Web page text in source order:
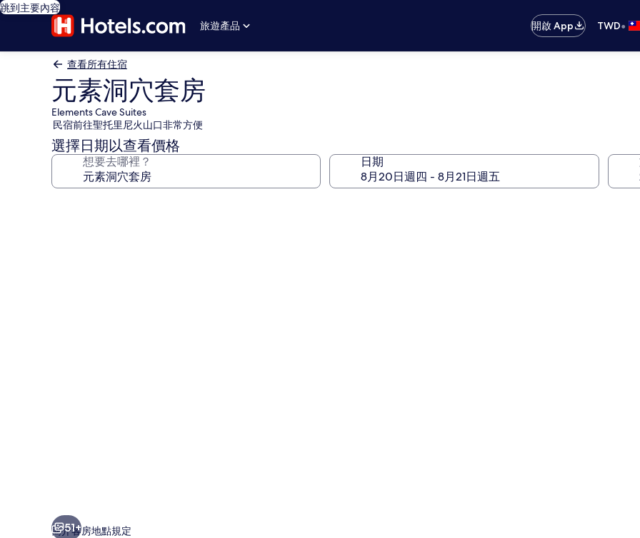
跳到主要內容
旅遊產品
開啟 App TWD•
查看所有住宿
元素洞穴套房
Elements Cave Suites
民宿前往聖托里尼火山口非常方便
選擇日期以查看價格
想要去哪裡？ 日期
51+
簡介客房地點規定